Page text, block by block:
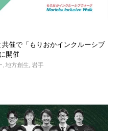
催で「もりおかインクルーシブ
開催
地方創生 岩手